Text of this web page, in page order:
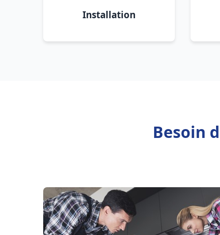
Installation
Besoin